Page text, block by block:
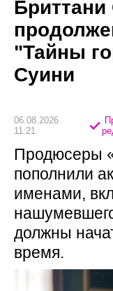
"Тайны
Суини
06.08.2026
11:21
Продюсеры
пополнили
именами,
должны
время.